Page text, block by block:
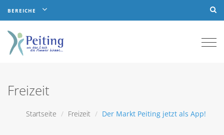
BEREICHE
Freizeit
Startseite Freizeit Der Markt Peiting jetzt als App!